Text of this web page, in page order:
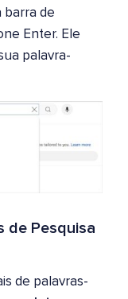
barra de
Enter. Ele
palavra-
de Pesquisa
de palavras-